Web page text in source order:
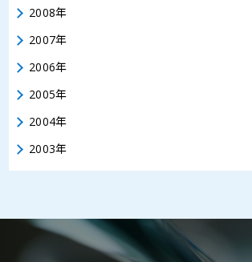
2008年
2007年
2006年
2005年
2004年
2003年